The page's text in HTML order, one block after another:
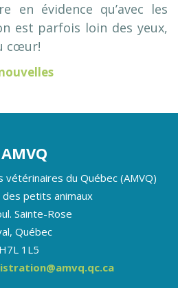
en évidence qu’avec les
est parfois loin des yeux,
cœur!
AMVQ
vétérinaires du Québec (AMVQ)
petits animaux
Sainte-Rose
Québec
H7L 1L5